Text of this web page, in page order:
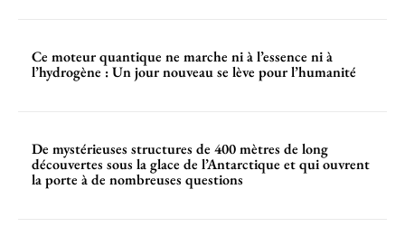
Ce moteur quantique ne marche ni à l’essence ni à
l’hydrogène : Un jour nouveau se lève pour l’humanité
De mystérieuses structures de 400 mètres de long
découvertes sous la glace de l’Antarctique et qui ouvrent
la porte à de nombreuses questions